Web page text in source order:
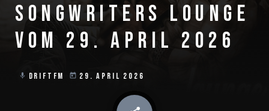
SONGWRITERS LOUNGE
VOM 29. APRIL 2026
mic DRIFTFM today 29. APRIL 2026